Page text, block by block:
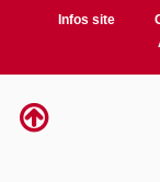
Infos site